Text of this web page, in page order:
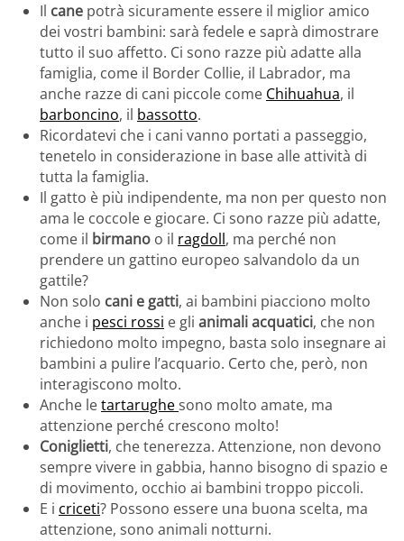
Il cane potrà sicuramente essere il miglior amico
dei vostri bambini: sarà fedele e saprà dimostrare
tutto il suo affetto. Ci sono razze più adatte alla
famiglia, come il Border Collie, il Labrador, ma
anche razze di cani piccole come Chihuahua, il
barboncino, il bassotto.
Ricordatevi che i cani vanno portati a passeggio,
tenetelo in considerazione in base alle attività di
tutta la famiglia.
Il gatto è più indipendente, ma non per questo non
ama le coccole e giocare. Ci sono razze più adatte,
come il birmano o il ragdoll, ma perché non
prendere un gattino europeo salvandolo da un
gattile?
Non solo cani e gatti, ai bambini piacciono molto
anche i pesci rossi e gli animali acquatici, che non
richiedono molto impegno, basta solo insegnare ai
bambini a pulire l’acquario. Certo che, però, non
interagiscono molto.
Anche letartarughesono molto amate, ma
attenzione perché crescono molto!
Coniglietti, che tenerezza. Attenzione, non devono
sempre vivere in gabbia, hanno bisogno di spazio e
di movimento, occhio ai bambini troppo piccoli.
E i criceti? Possono essere una buona scelta, ma
attenzione, sono animali notturni.